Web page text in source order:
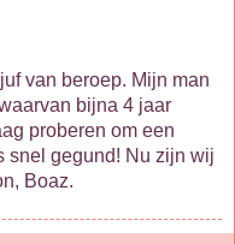
van beroep. Mijn man
bijna 4 jaar
proberen om een
snel gegund! Nu zijn wij
Boaz.